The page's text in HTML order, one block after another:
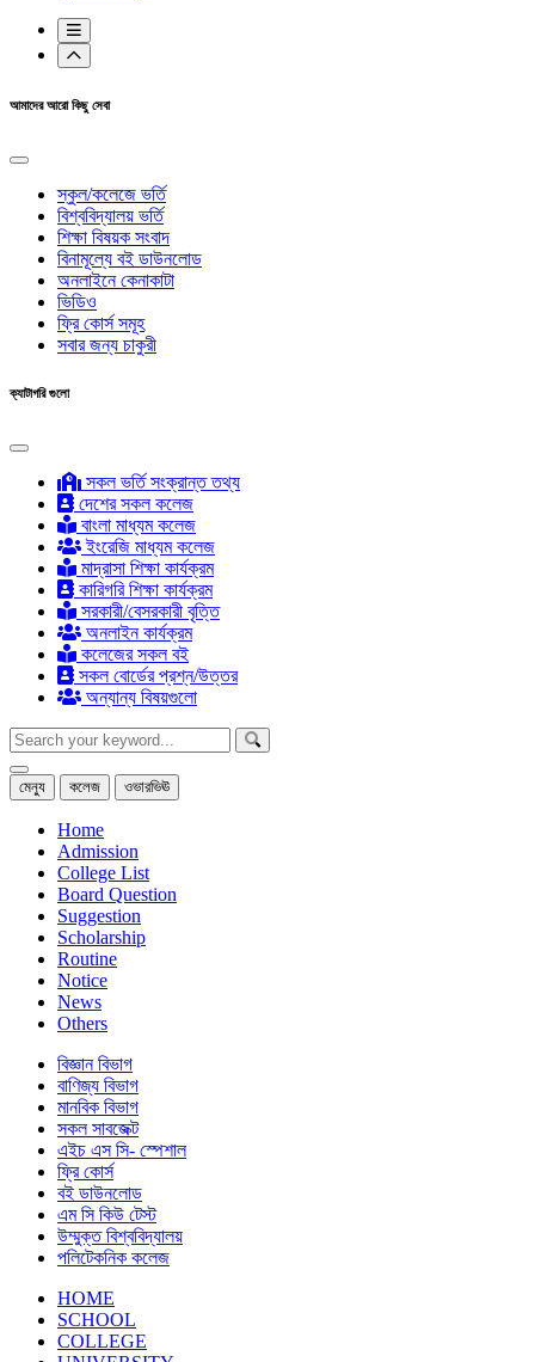
আমাদের আরো কিছু সেবা
স্কুল/কলেজে ভর্তি
বিশ্ববিদ্যালয় ভর্তি
শিক্ষা বিষয়ক সংবাদ
বিনামূল্যে বই ডাউনলোড
অনলাইনে কেনাকাটা
ভিডিও
ফ্রি কোর্স সমূহ
সবার জন্য চাকুরী
ক্যাটাগরি গুলো
সকল ভর্তি সংক্রান্ত তথ্য
দেশের সকল কলেজ
বাংলা মাধ্যম কলেজ
ইংরেজি মাধ্যম কলেজ
মাদ্রাসা শিক্ষা কার্যক্রম
কারিগরি শিক্ষা কার্যক্রম
সরকারী/বেসরকারী বৃত্তি
অনলাইন কার্যক্রম
কলেজের সকল বই
সকল বোর্ডের প্রশ্ন/উত্তর
অন্যান্য বিষয়গুলো
মেন্যু কলেজ ওভারভিঊ
Home
Admission
College List
Board Question
Suggestion
Scholarship
Routine
Notice
News
Others
বিজ্ঞান বিভাগ
বাণিজ্য বিভাগ
মানবিক বিভাগ
সকল সাবজেক্ট
এইচ এস সি- স্পেশাল
ফ্রি কোর্স
বই ডাউনলোড
এম সি কিউ টেস্ট
উম্মুক্ত বিশ্ববিদ্যালয়
পলিটেকনিক কলেজ
HOME
SCHOOL
COLLEGE